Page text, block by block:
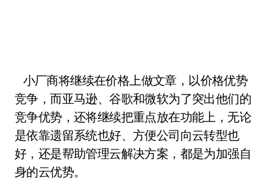
小厂商将继续在价格上做文章，以价格优势
竞争，而亚马逊、谷歌和微软为了突出他们的
竞争优势，还将继续把重点放在功能上，无论
是依靠遗留系统也好、方便公司向云转型也
好，还是帮助管理云解决方案，都是为加强自
身的云优势。